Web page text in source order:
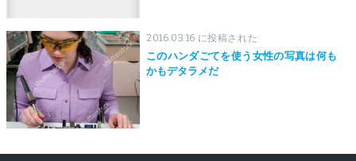
2016.03.16 に投稿された
このハンダごてを使う女性の写真は何も
かもデタラメだ